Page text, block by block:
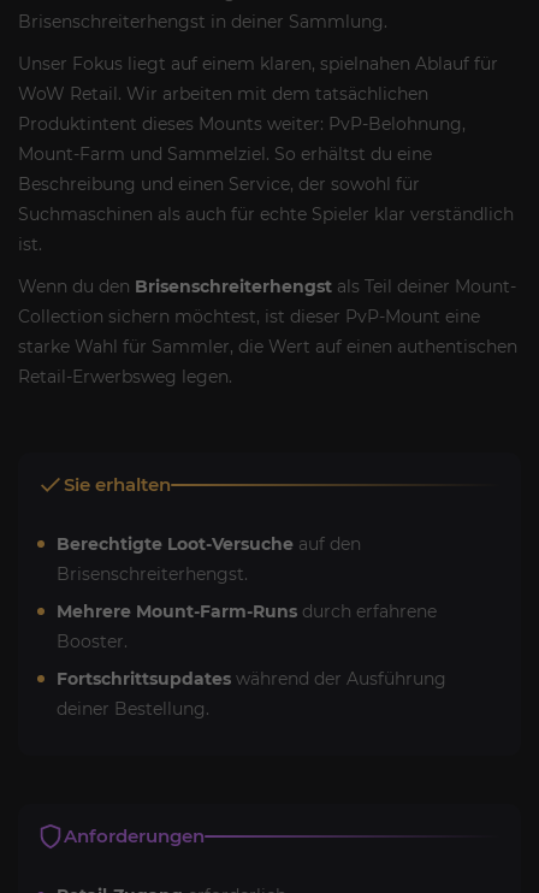
Brisenschreiterhengst in deiner Sammlung.
Unser Fokus liegt auf einem klaren, spielnahen Ablauf für
WoW Retail. Wir arbeiten mit dem tatsächlichen
Produktintent dieses Mounts weiter: PvP-Belohnung,
Mount-Farm und Sammelziel. So erhältst du eine
Beschreibung und einen Service, der sowohl für
Suchmaschinen als auch für echte Spieler klar verständlich
ist.
Wenn du den Brisenschreiterhengst als Teil deiner Mount-
Collection sichern möchtest, ist dieser PvP-Mount eine
starke Wahl für Sammler, die Wert auf einen authentischen
Retail-Erwerbsweg legen.
Sie erhalten
Berechtigte Loot-Versuche auf den
Brisenschreiterhengst.
Mehrere Mount-Farm-Runs durch erfahrene
Booster.
Fortschrittsupdates während der Ausführung
deiner Bestellung.
Anforderungen